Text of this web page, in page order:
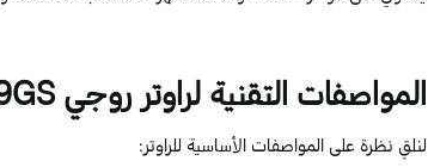
المواصفاتالتقنيةلراوترروجي
لنلقِ نظرة على المواصفات الأساسية للراوتر: